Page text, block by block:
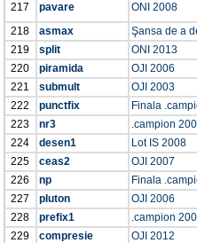
217
pavare
ONI 2008
218
asmax
Şansa de a
219
split
ONI 2013
220
piramida
OJI 2006
221
submult
OJI 2003
222
punctfix
Finala
223
nr3
.campion
224
desen1
Lot IS 2008
225
ceas2
OJI 2007
226
np
Finala
227
pluton
OJI 2006
228
prefix1
.campion
229
compresie
OJI 2012